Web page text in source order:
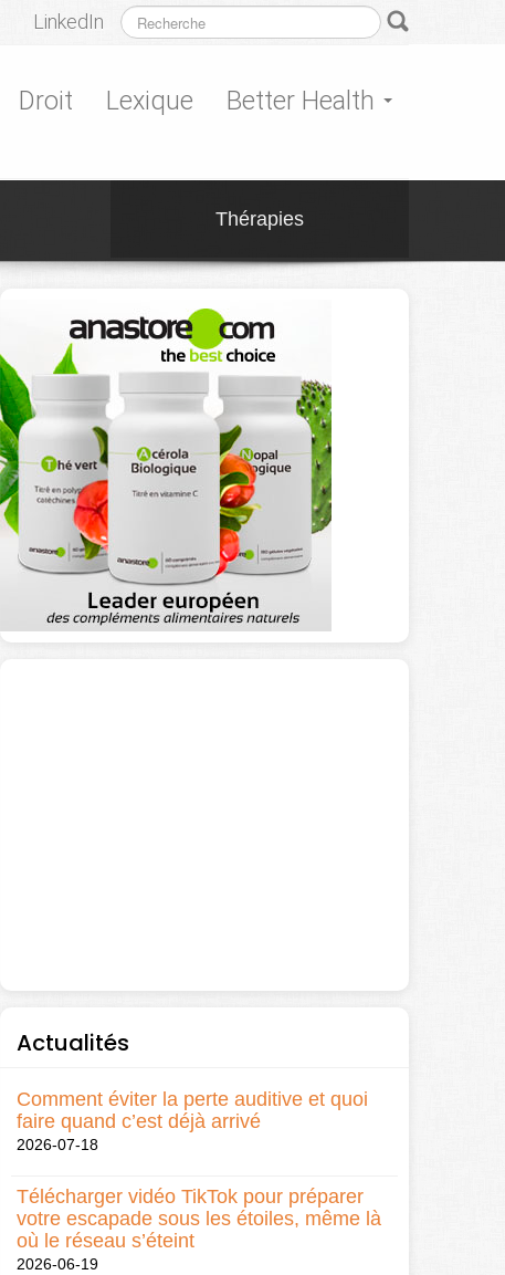
LinkedIn
Droit Lexique Better Health
Thérapies
Actualités
Comment éviter la perte auditive et quoi
faire quand c’est déjà arrivé
2026-07-18
Télécharger vidéo TikTok pour préparer
votre escapade sous les étoiles, même là
où le réseau s’éteint
2026-06-19